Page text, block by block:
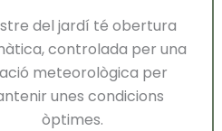
del jardí té obertura
controlada per una
meteorològica per
unes condicions
òptimes.